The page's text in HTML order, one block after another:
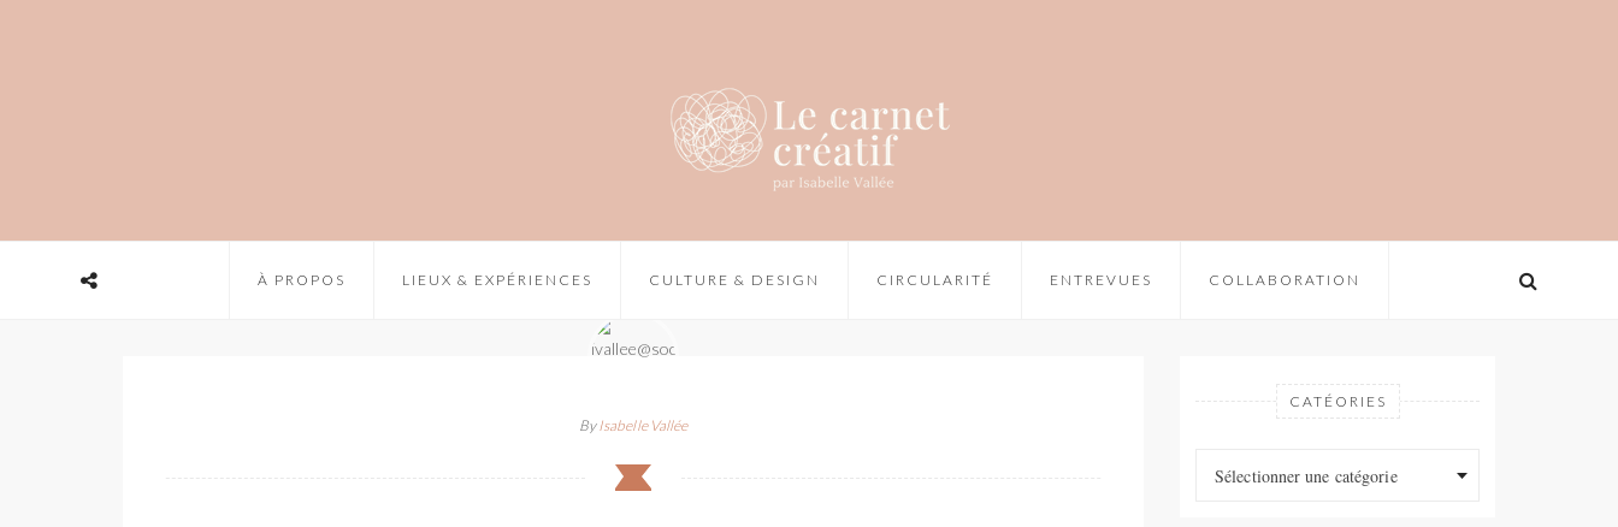
À PROPOS LIEUX & EXPÉRIENCES CULTURE & DESIGN CIRCULARITÉ ENTREVUES COLLABORATION
ByIsabelle Vallée
CATÉORIES
Sélectionner une catégorie